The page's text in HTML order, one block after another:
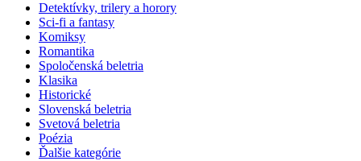
Detektívky, trilery a horory
Sci-fi a fantasy
Komiksy
Romantika
Spoločenská beletria
Klasika
Historické
Slovenská beletria
Svetová beletria
Poézia
Ďalšie kategórie